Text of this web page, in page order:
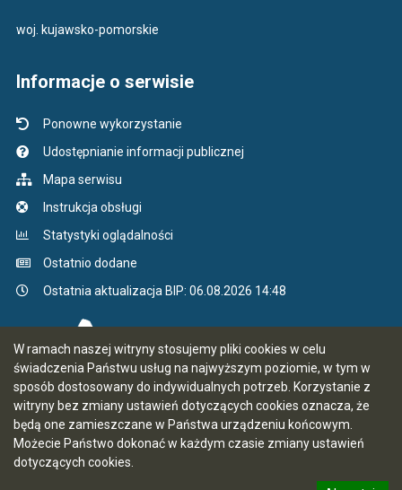
W ramach naszej witryny stosujemy pliki cookies w celu
świadczenia Państwu usług na najwyższym poziomie, w tym w
sposób dostosowany do indywidualnych potrzeb. Korzystanie z
witryny bez zmiany ustawień dotyczących cookies oznacza, że
będą one zamieszczane w Państwa urządzeniu końcowym.
Możecie Państwo dokonać w każdym czasie zmiany ustawień
dotyczących cookies.
woj. kujawsko-pomorskie
Informacje o serwisie
Ponowne wykorzystanie
Udostępnianie informacji publicznej
Mapa serwisu
Instrukcja obsługi
Statystyki oglądalności
Ostatnio dodane
Ostatnia aktualizacja BIP: 06.08.2026 14:48